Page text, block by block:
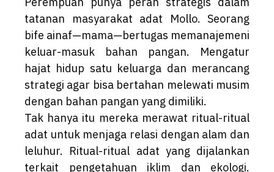
tatanan masyarakat adat Mollo. Seorang
bife ainaf—mama—bertugas memanajemeni
keluar-masuk bahan pangan. Mengatur
hajat hidup satu keluarga dan merancang
strategi agar bisa bertahan melewati musim
dengan bahan pangan yang dimiliki.
Tak hanya itu mereka merawat ritual-ritual
adat untuk menjaga relasi dengan alam dan
leluhur. Ritual-ritual adat yang dijalankan
terkait pengetahuan iklim dan ekologi.